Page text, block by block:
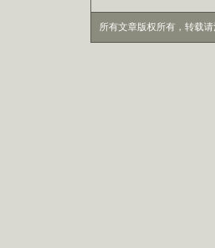
所有文章版权所有，转载